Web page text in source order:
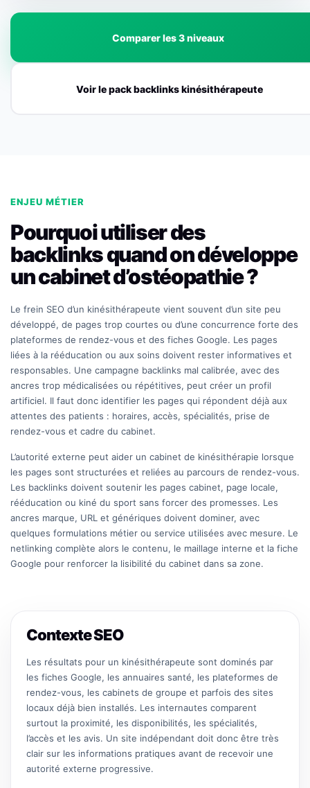
Comparer les 3 niveaux
Voir le pack backlinks kinésithérapeute
ENJEU MÉTIER
Pourquoi utiliser des
backlinks quand on développe
un cabinet d’ostéopathie ?
Le frein SEO d’un kinésithérapeute vient souvent d’un site peu
développé, de pages trop courtes ou d’une concurrence forte des
plateformes de rendez-vous et des fiches Google. Les pages
liées à la rééducation ou aux soins doivent rester informatives et
responsables. Une campagne backlinks mal calibrée, avec des
ancres trop médicalisées ou répétitives, peut créer un profil
artificiel. Il faut donc identifier les pages qui répondent déjà aux
attentes des patients : horaires, accès, spécialités, prise de
rendez-vous et cadre du cabinet.
L’autorité externe peut aider un cabinet de kinésithérapie lorsque
les pages sont structurées et reliées au parcours de rendez-vous.
Les backlinks doivent soutenir les pages cabinet, page locale,
rééducation ou kiné du sport sans forcer des promesses. Les
ancres marque, URL et génériques doivent dominer, avec
quelques formulations métier ou service utilisées avec mesure. Le
netlinking complète alors le contenu, le maillage interne et la fiche
Google pour renforcer la lisibilité du cabinet dans sa zone.
Contexte SEO
Les résultats pour un kinésithérapeute sont dominés par
les fiches Google, les annuaires santé, les plateformes de
rendez-vous, les cabinets de groupe et parfois des sites
locaux déjà bien installés. Les internautes comparent
surtout la proximité, les disponibilités, les spécialités,
l’accès et les avis. Un site indépendant doit donc être très
clair sur les informations pratiques avant de recevoir une
autorité externe progressive.